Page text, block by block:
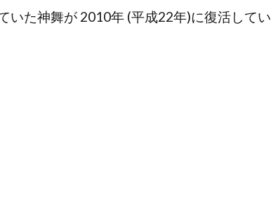
いた神舞が 2010年 (平成22年)に復活してい